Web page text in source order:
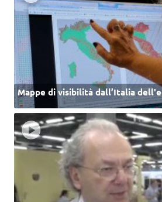
Mappe di visibilità dall’Italia